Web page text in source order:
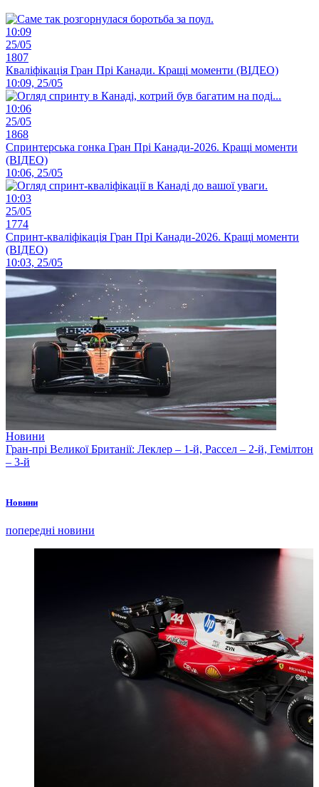
10:09
25/05
1807
Кваліфікація Гран Прі Канади. Кращі моменти (ВІДЕО)
10:09, 25/05
10:06
25/05
1868
Спринтерська гонка Гран Прі Канади-2026. Кращі моменти
(ВІДЕО)
10:06, 25/05
10:03
25/05
1774
Спринт-кваліфікація Гран Прі Канади-2026. Кращі моменти
(ВІДЕО)
10:03, 25/05
Новини
Гран-прі Великої Британії: Леклер – 1-й, Рассел – 2-й, Гемілтон
– 3-й
Новини
попередні новини